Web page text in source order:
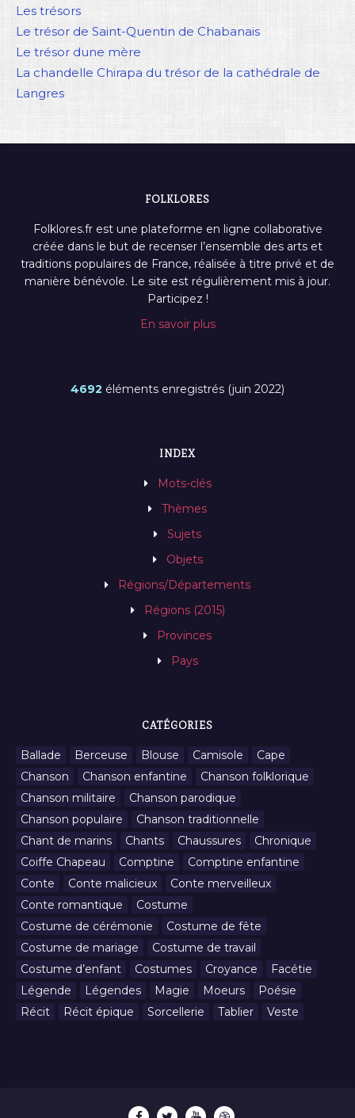
Les trésors
Le trésor de Saint-Quentin de Chabanais
Le trésor dune mère
La chandelle Chirapa du trésor de la cathédrale de
Langres
FOLKLORES
Folklores.fr est une plateforme en ligne collaborative
créée dans le but de recenser l’ensemble des arts et
traditions populaires de France, réalisée à titre privé et de
manière bénévole. Le site est régulièrement mis à jour.
Participez !
En savoir plus
4692 éléments enregistrés (juin 2022)
INDEX
Mots-clés
Thèmes
Sujets
Objets
Régions/Départements
Régions (2015)
Provinces
Pays
CATÉGORIES
Ballade Berceuse Blouse Camisole
Cape
Chanson
Chanson enfantine
Chanson folklorique
Chanson militaire
Chanson parodique
Chanson populaire
Chanson traditionnelle
Chant de marins
Chants Chaussures
Chronique
Coiffe Chapeau
Comptine
Comptine enfantine
Conte
Conte malicieux
Conte merveilleux
Conte romantique
Costume
Costume de cérémonie
Costume de fête
Costume de mariage
Costume de travail
Costume d’enfant
Costumes Croyance
Facétie
Légende
Légendes Magie Moeurs
Poésie
Récit
Récit épique Sorcellerie Tablier Veste